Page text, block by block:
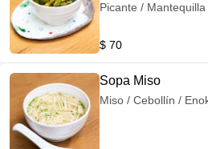
Picante /
$ 70
Sopa Miso
Miso / Cebollín /